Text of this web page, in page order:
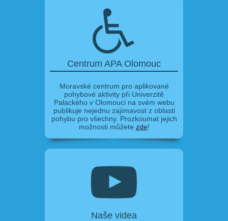
Centrum APA Olomouc
Moravské centrum pro aplikované
pohybové aktivity při Univerzitě
Palackého v Olomouci na svém webu
publikuje nejednu zajímavost z oblasti
pohybu pro všechny. Prozkoumat jejich
možnosti můžete zde!
Naše videa